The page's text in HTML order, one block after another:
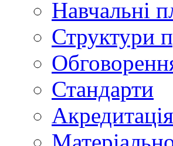
Навчальні
Структури
Стандарти